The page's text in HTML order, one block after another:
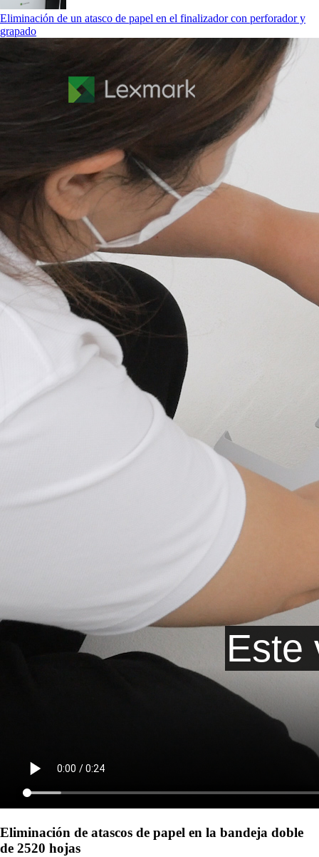
Eliminación de un atasco de papel en el finalizador con perforador y
grapado
Eliminación de atascos de papel en la bandeja doble
de 2520 hojas